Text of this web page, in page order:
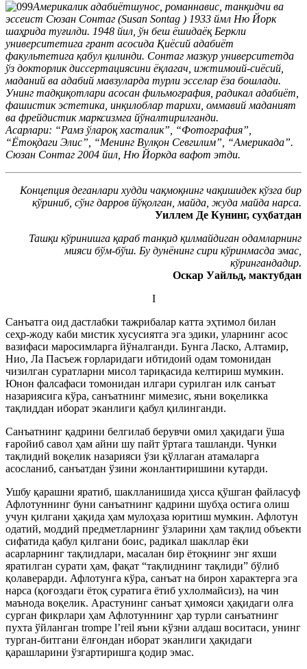
Америкалик адабиётшунос, романнавис, танқидчи ва
эссеист Сюзан Сонтаг (Susan Sontag ) 1933 ймл Ню Йорк
шаҳрида туғилди. 1948 йил, ўн беш ёшидаёқ Беркли
университетига грант асосида Қиёсий адабиёт
факультетига қабул қилинди. Сонтаг мазкур университетда
ўз докторлик диссертациясини ёқлагач, ижтимоий-сиёсий,
маданий ва адабий мавзуларда турли эсселар ёза бошлади.
Унинг тадқиқотлари асосан фильмография, радикал адабиёт,
фашистик эстетика, инқилоблар тарихи, оммавий маданият
ва фрейдистик марксизмга йўналтирилганди.
Асарлари: “Рамз ўлароқ хасталик”, “Фотография”,
“Ётоқдаги Элис”, “Менинг Вулқон Севгилим”, “Америкада”.
Сюзан Сонтаг 2004 йил, Ню Йоркда вафот этди.
Концепция деганлари худди чақмоқнинг чақишидек кўзга бир
кўриниб, сўнг дарров йўқолган, майда, жуда майда нарса.
Уиллем Де Кунинг, суҳбатдан
Ташқи кўринишга қараб танқид қилмайдиган одамларнинг
мияси бўм-бўш. Бу дунёнинг сири кўринмасда эмас,
кўрингандадир.
Оскар Уайльд, мактубдан
I
Санъатга оид дастлабки тажрибалар катта эҳтимол билан
сеҳр-жоду каби мистик хусусиятга эга эдики, уларнинг асос
вазифаси маросимларга йўналганди. Бунга Ласко, Алтамир,
Нио, Ла Пасъеж ғорларидаги ибтидоий одам томонидан
чизилган суратларни мисол тариқасида келтириш мумкин.
Юнон фалсафаси томонидан илгари сурилган илк санъат
назариясига кўра, санъатнинг мимезис, яъни воқеликка
тақлиддан иборат эканлиги қабул қилинганди.
Санъатнинг қадрини белгилаб берувчи омил ҳақидаги ўша
ғаройиб савол ҳам айни шу пайт ўртага ташланди. Чунки
тақлидий воқелик назарияси ўзи қўллаган атамаларга
асосланиб, санъатдан ўзини жонлантиришини кутарди.
Ушбу қарашни яратиб, шаклланишида ҳисса қўшган файласуф
Афлотуннинг буни санъатнинг қадрини шубҳа остига олиш
учун қилгани ҳақида ҳам мулоҳаза юритиш мумкин. Афлотун
одатий, моддий предметларнинг ўзларини ҳам тақлид объекти
сифатида қабул қилгани боис, радикал шакллар ёки
асарларнинг тақлидлари, масалан бир ётоқнинг энг яхши
яратилган сурати ҳам, фақат “тақлиднинг тақлиди” бўлиб
қолаверарди. Афлотунга кўра, санъат на бирон характерга эга
нарса (қоғоздаги ётоқ суратига ётиб ухлолмайсиз), на чин
маънода воқелик. Арастунинг санъат ҳимояси ҳақидаги олға
сурган фикрлари ҳам Афлотуннинг ҳар турли санъатнинг
пухта ўйланган trompe l’reil яъни кўзни алдаш воситаси, унинг
турган-битгани ёлғондан иборат эканлиги ҳақидаги
қарашларини ўзгартиришга қодир эмас.